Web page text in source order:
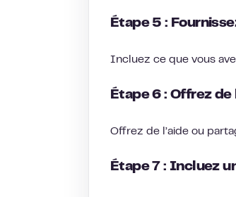
Étape 5 :
Incluez ce que vous
Étape 6 : Offrez de
Offrez de l’aide ou
Étape 7 : Incluez